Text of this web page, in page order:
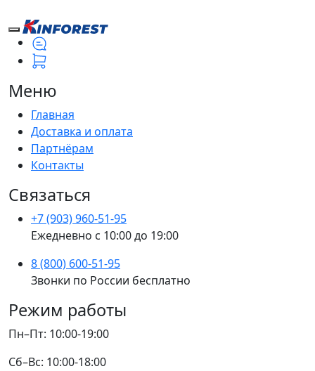
Меню
Главная
Доставка и оплата
Партнёрам
Контакты
Связаться
+7 (903) 960-51-95
Ежедневно с 10:00 до 19:00
8 (800) 600-51-95
Звонки по России бесплатно
Режим работы
Пн–Пт: 10:00-19:00
Сб–Вс: 10:00-18:00